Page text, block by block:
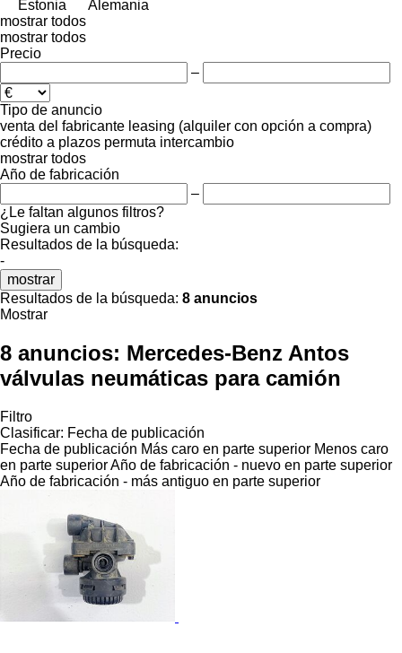
Estonia
Alemania
mostrar todos
mostrar todos
Precio
–
Tipo de anuncio
venta del fabricante leasing (alquiler con opción a compra)
crédito a plazos permuta intercambio
mostrar todos
Año de fabricación
–
¿Le faltan algunos filtros?
Sugiera un cambio
Resultados de la búsqueda:
-
mostrar
Resultados de la búsqueda: 8 anuncios
Mostrar
8 anuncios: Mercedes-Benz Antos
válvulas neumáticas para camión
Filtro
Clasificar: Fecha de publicación
Fecha de publicación Más caro en parte superior Menos caro
en parte superiorAño de fabricación - nuevo en parte superior
Año de fabricación - más antiguo en parte superior